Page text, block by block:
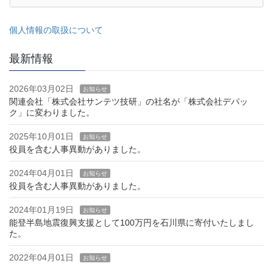
個人情報の取扱について
最新情報
2026年03月02日 お知らせ
関連会社「株式会社サンテツ技研」の社名が「株式会社デパッ
ク」に変わりました。
2025年10月01日 お知らせ
役員を含む人事異動がありました。
2024年04月01日 お知らせ
役員を含む人事異動がありました。
2024年01月19日 お知らせ
能登半島地震復興支援として100万円を石川県に寄付いたしまし
た。
2022年04月01日 お知らせ